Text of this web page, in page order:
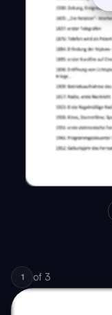
1 of 3